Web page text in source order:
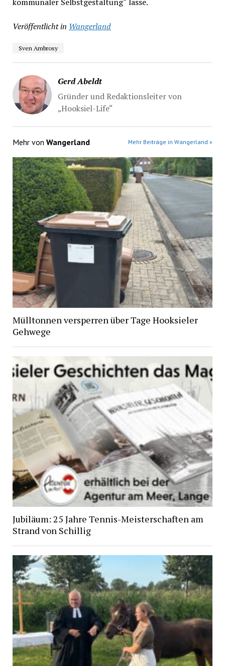
Veröffentlicht in Wangerland
Sven Ambrosy
Gerd Abeldt
Gründer und Redaktionsleiter von
„Hooksiel-Life“
Mehr von Wangerland Mehr Beiträge in Wangerland »
Mülltonnen versperren über Tage Hooksieler
Gehwege
Jubiläum: 25 Jahre Tennis-Meisterschaften am
Strand von Schillig